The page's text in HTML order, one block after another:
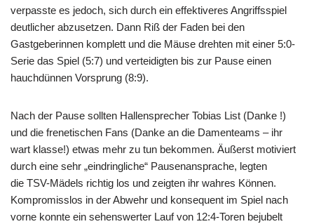
verpasste es jedoch, sich durch ein effektiveres Angriffsspiel
deutlicher abzusetzen. Dann Riß der Faden bei den
Gastgeberinnen komplett und die Mäuse drehten mit einer 5:0-
Serie das Spiel (5:7) und verteidigten bis zur Pause einen
hauchdünnen Vorsprung (8:9).
Nach der Pause sollten Hallensprecher Tobias List (Danke !)
und die frenetischen Fans (Danke an die Damenteams – ihr
wart klasse!) etwas mehr zu tun bekommen. Äußerst motiviert
durch eine sehr „eindringliche“ Pausenansprache, legten
die TSV-Mädels richtig los und zeigten ihr wahres Können.
Kompromisslos in der Abwehr und konsequent im Spiel nach
vorne konnte ein sehenswerter Lauf von 12:4-Toren bejubelt